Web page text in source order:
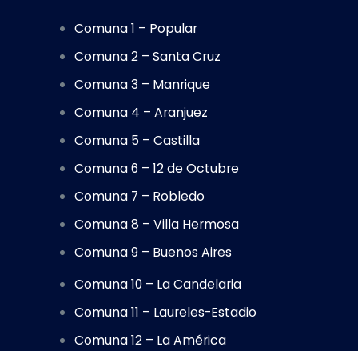
Comuna 1 – Popular
Comuna 2 – Santa Cruz
Comuna 3 – Manrique
Comuna 4 – Aranjuez
Comuna 5 – Castilla
Comuna 6 – 12 de Octubre
Comuna 7 – Robledo
Comuna 8 – Villa Hermosa
Comuna 9 – Buenos Aires
Comuna 10 – La Candelaria
Comuna 11 – Laureles-Estadio
Comuna 12 – La América